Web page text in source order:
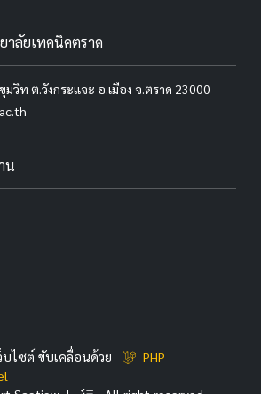
ลัยเทคนิคตราด
วิท ต.วังกระแจะ อ.เมือง จ.ตราด 23000
น
ไซต์ ขับเคลื่อนด้วย
PHP